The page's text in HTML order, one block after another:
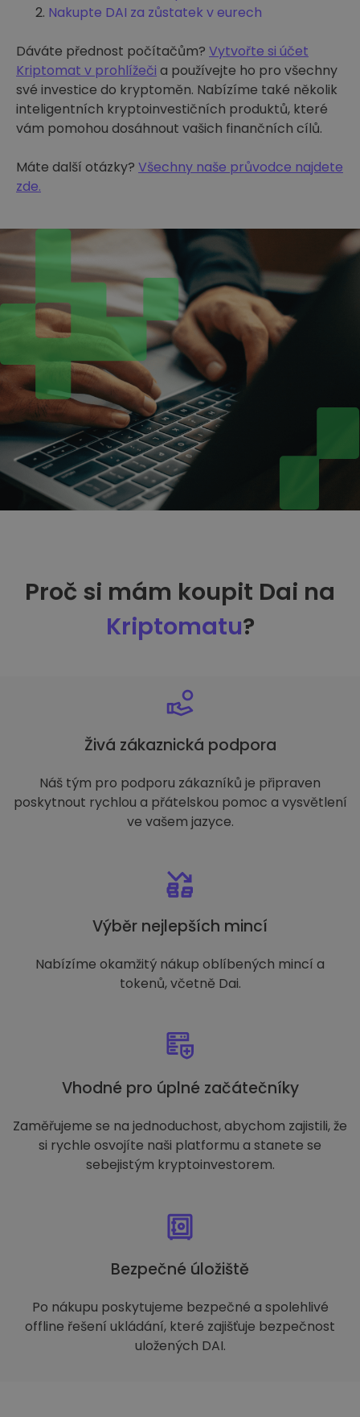
Nakupte DAI za zůstatek v eurech
Dáváte přednost počítačům? Vytvořte si účet
Kriptomat v prohlížeči a používejte ho pro všechny
své investice do kryptoměn. Nabízíme také několik
inteligentních kryptoinvestičních produktů, které
vám pomohou dosáhnout vašich finančních cílů.
Máte další otázky? Všechny naše průvodce najdete
zde.
Proč si mám koupit Dai na
Kriptomatu?
Živá zákaznická podpora
Náš tým pro podporu zákazníků je připraven
poskytnout rychlou a přátelskou pomoc a vysvětlení
ve vašem jazyce.
Výběr nejlepších mincí
Nabízíme okamžitý nákup oblíbených mincí a
tokenů, včetně Dai.
Vhodné pro úplné začátečníky
Zaměřujeme se na jednoduchost, abychom zajistili, že
si rychle osvojíte naši platformu a stanete se
sebejistým kryptoinvestorem.
Bezpečné úložiště
Po nákupu poskytujeme bezpečné a spolehlivé
offline řešení ukládání, které zajišťuje bezpečnost
uložených DAI.